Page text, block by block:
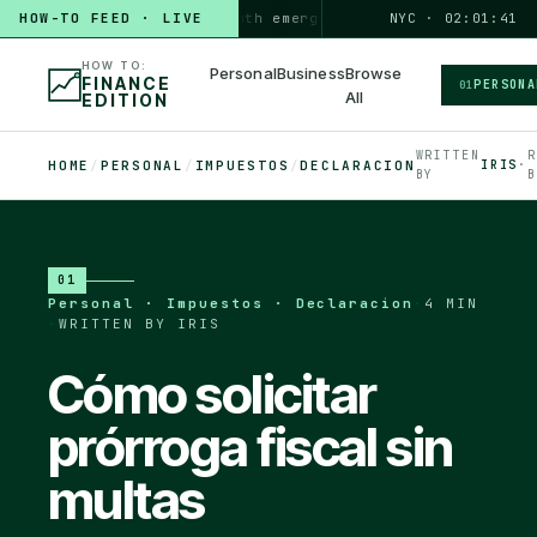
HOW-TO FEED · LIVE
HOW TO build a 3-month emergency fund PERSONAL · 6 MIN◆
NYC · 02:01:42
HOW TO:
FINANCE
EDITION
PersonalBusinessBrowse
All
01
HOME / PERSONAL / IMPUESTOS /DECLARACION
WRITTEN
BY
IRIS ·
01
Personal · Impuestos · Declaracion
4 MIN
WRITTEN BY IRIS
Cómo solicitar
prórroga fiscal sin
multas